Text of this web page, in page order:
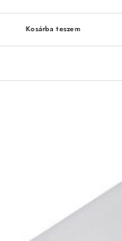
Kosárba teszem